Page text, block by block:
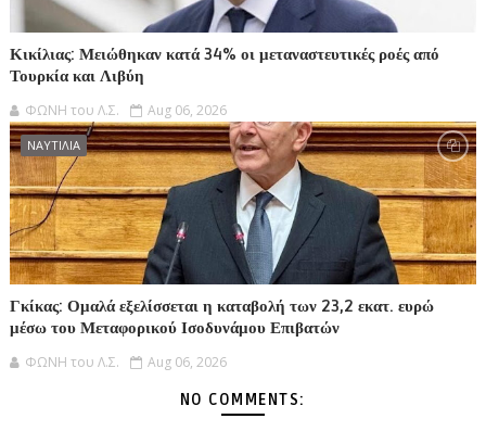
Κικίλιας: Μειώθηκαν κατά 34% οι μεταναστευτικές ροές από
Τουρκία και Λιβύη
ΦΩΝΗ του Λ.Σ. Aug 06, 2026
ΝΑΥΤΙΛΙΑ
Γκίκας: Ομαλά εξελίσσεται η καταβολή των 23,2 εκατ. ευρώ
μέσω του Μεταφορικού Ισοδυνάμου Επιβατών
ΦΩΝΗ του Λ.Σ. Aug 06, 2026
NO COMMENTS: